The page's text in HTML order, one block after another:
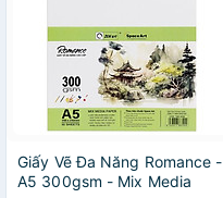
Giấy Vẽ Đa Năng Romance -
A5 300gsm - Mix Media